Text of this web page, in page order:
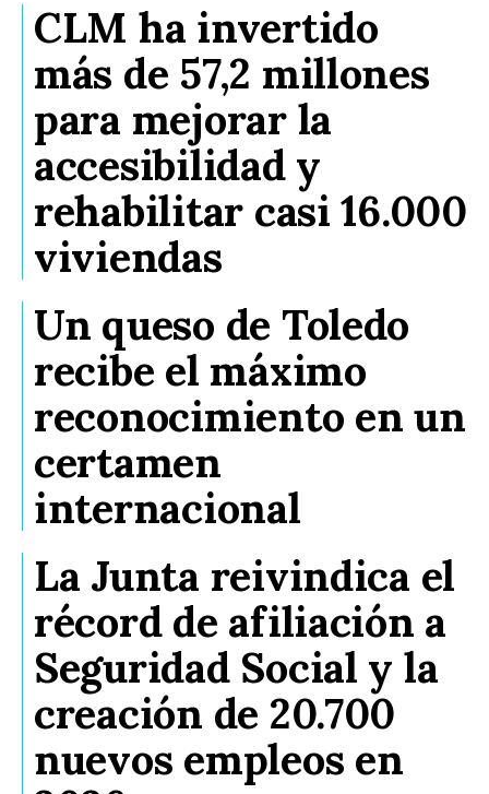
CLM ha invertido
más de 57,2 millones
para mejorar la
accesibilidad y
rehabilitar casi 16.000
viviendas
Un queso de Toledo
recibe el máximo
reconocimiento en un
certamen
internacional
La Junta reivindica el
récord de afiliación a
Seguridad Social y la
creación de 20.700
nuevos empleos en